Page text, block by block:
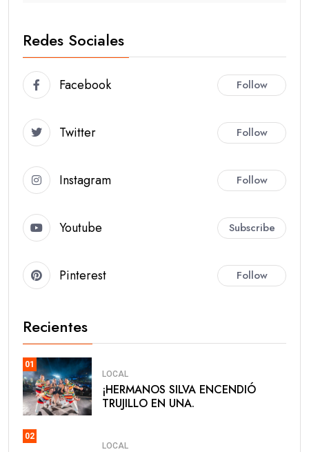
Redes Sociales
Facebook Follow
Twitter Follow
Instagram Follow
Youtube Subscribe
Pinterest Follow
Recientes
01
LOCAL
​¡HERMANOS SILVA ENCENDIÓ
TRUJILLO EN UNA.
02
LOCAL